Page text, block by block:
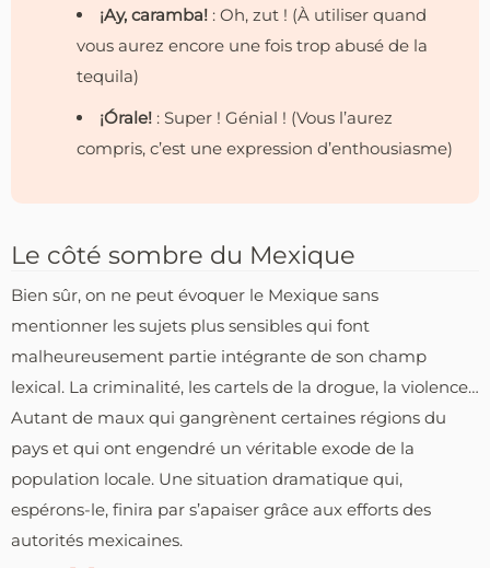
¡Ay, caramba! : Oh, zut ! (À utiliser quand
vous aurez encore une fois trop abusé de la
tequila)
¡Órale! : Super ! Génial ! (Vous l’aurez
compris, c’est une expression d’enthousiasme)
Le côté sombre du Mexique
Bien sûr, on ne peut évoquer le Mexique sans
mentionner les sujets plus sensibles qui font
malheureusement partie intégrante de son champ
lexical. La criminalité, les cartels de la drogue, la violence…
Autant de maux qui gangrènent certaines régions du
pays et qui ont engendré un véritable exode de la
population locale. Une situation dramatique qui,
espérons-le, finira par s’apaiser grâce aux efforts des
autorités mexicaines.